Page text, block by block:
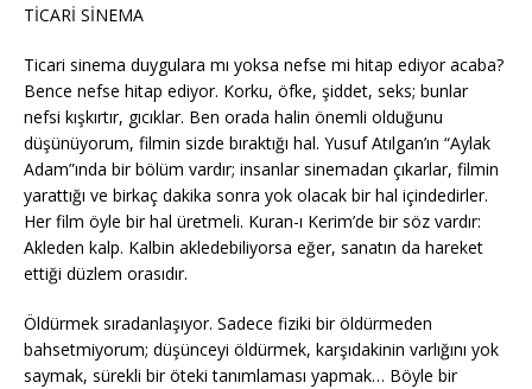
TİCARİ SİNEMA
Ticari sinema duygulara mı yoksa nefse mi hitap ediyor acaba?
Bence nefse hitap ediyor. Korku, öfke, şiddet, seks; bunlar
nefsi kışkırtır, gıcıklar. Ben orada halin önemli olduğunu
düşünüyorum, filmin sizde bıraktığı hal. Yusuf Atılgan’ın “Aylak
Adam”ında bir bölüm vardır; insanlar sinemadan çıkarlar, filmin
yarattığı ve birkaç dakika sonra yok olacak bir hal içindedirler.
Her film öyle bir hal üretmeli. Kuran-ı Kerim’de bir söz vardır:
Akleden kalp. Kalbin akledebiliyorsa eğer, sanatın da hareket
ettiği düzlem orasıdır.
Öldürmek sıradanlaşıyor. Sadece fiziki bir öldürmeden
bahsetmiyorum; düşünceyi öldürmek, karşıdakinin varlığını yok
saymak, sürekli bir öteki tanımlaması yapmak… Böyle bir